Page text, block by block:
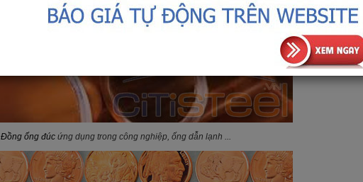
Đồng ống đúcứng dụng trong công nghiệp, ống dẫn lạnh ...